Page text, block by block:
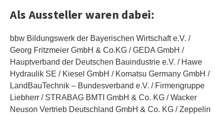
Als Aussteller waren dabei:
bbw Bildungswerk der Bayerischen Wirtschaft e.V. /
Georg Fritzmeier GmbH & Co.KG / GEDA GmbH /
Hauptverband der Deutschen Bauindustrie e.V. / Hawe
Hydraulik SE / Kiesel GmbH / Komatsu Germany GmbH /
LandBauTechnik – Bundesverband e.V. / Firmengruppe
Liebherr / STRABAG BMTI GmbH & Co. KG / Wacker
Neuson Vertrieb Deutschland GmbH & Co. KG / Zeppelin